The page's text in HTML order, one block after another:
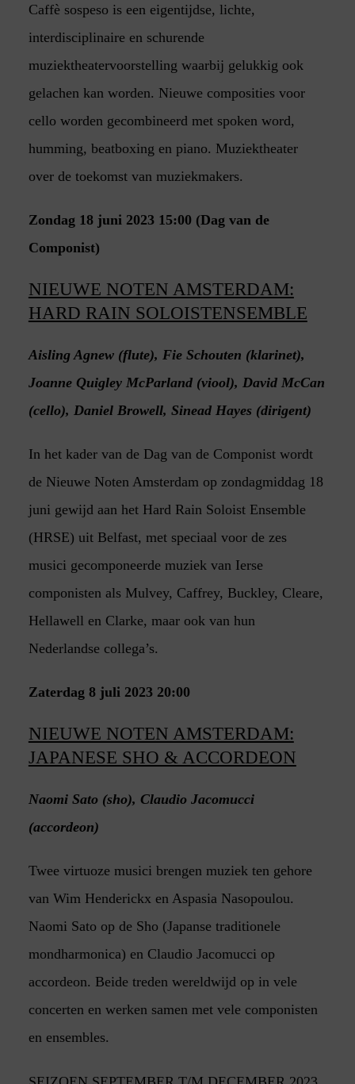
Caffè sospeso is een eigentijdse, lichte,
interdisciplinaire en schurende
muziektheatervoorstelling waarbij gelukkig ook
gelachen kan worden. Nieuwe composities voor
cello worden gecombineerd met spoken word,
humming, beatboxing en piano. Muziektheater
over de toekomst van muziekmakers.
Zondag 18 juni 2023 15:00 (Dag van de
Componist)
NIEUWE NOTEN AMSTERDAM:
HARD RAIN SOLOISTENSEMBLE
Aisling Agnew (flute), Fie Schouten (klarinet),
Joanne Quigley McParland (viool), David McCan
(cello), Daniel Browell, Sinead Hayes (dirigent)
In het kader van de Dag van de Componist wordt
de Nieuwe Noten Amsterdam op zondagmiddag 18
juni gewijd aan het Hard Rain Soloist Ensemble
(HRSE) uit Belfast, met speciaal voor de zes
musici gecomponeerde muziek van Ierse
componisten als Mulvey, Caffrey, Buckley, Cleare,
Hellawell en Clarke, maar ook van hun
Nederlandse collega’s.
Zaterdag 8 juli 2023 20:00
NIEUWE NOTEN AMSTERDAM:
JAPANESE SHO & ACCORDEON
Naomi Sato (sho), Claudio Jacomucci
(accordeon)
Twee virtuoze musici brengen muziek ten gehore
van Wim Henderickx en Aspasia Nasopoulou.
Naomi Sato op de Sho (Japanse traditionele
mondharmonica) en Claudio Jacomucci op
accordeon. Beide treden wereldwijd op in vele
concerten en werken samen met vele componisten
en ensembles.